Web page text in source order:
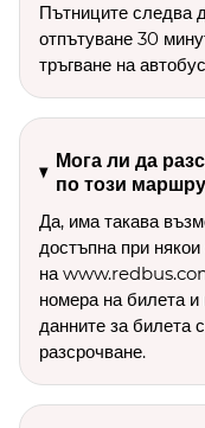
Пътниците следва
отпътуване 30
тръгване на
Мога ли да
по този
Да, има такава
достъпна при
на
номера на билета
данните за билета
разсрочване.